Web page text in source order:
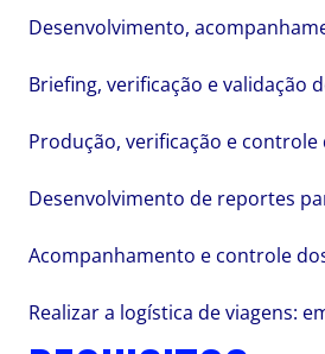
Desenvolvimento,
Briefing, verificação e validação
Produção, verificação e
Desenvolvimento de reportes
Acompanhamento e controle
Realizar a logística de viagens: